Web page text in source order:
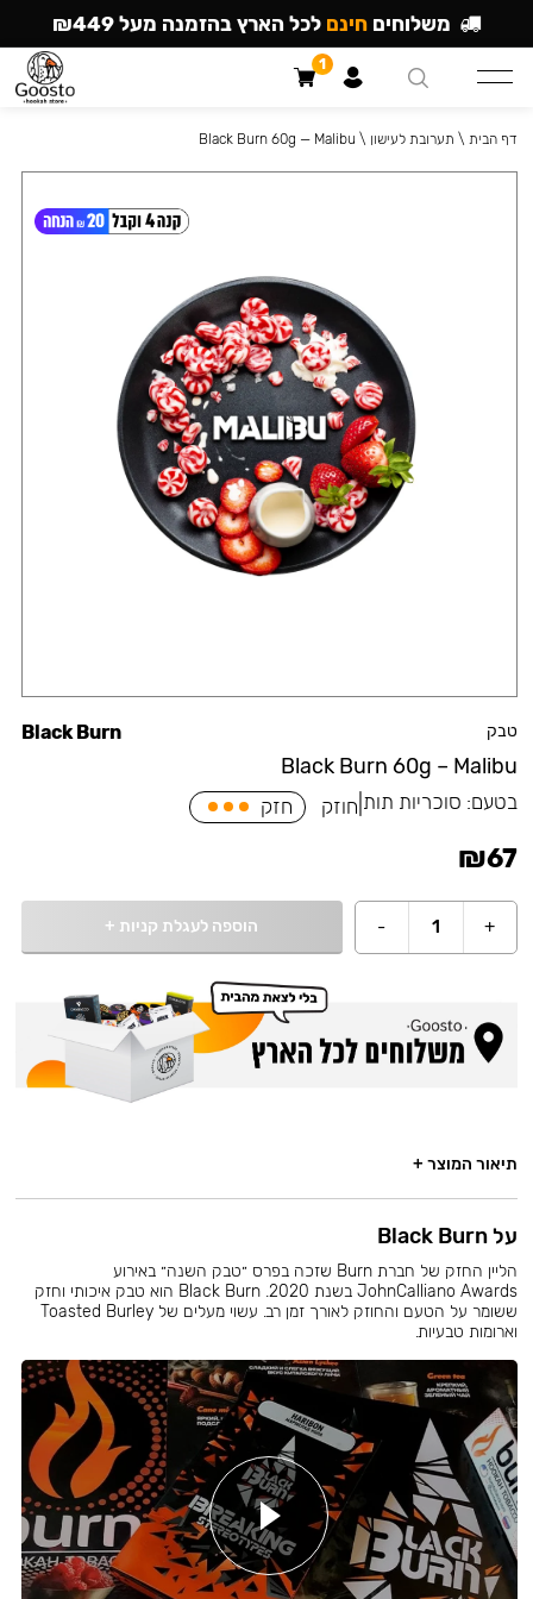
טבק
Black Burn 60g – Malibu
Black Burn
בטעם: סוכריות תות חוזק חזק
₪67
+
1
- הוספה לעגלת קניות +
דף הבית \ תערובת לעישון \
Black Burn 60g — Malibu
תיאור המוצר +
על Black Burn
הליין החזק של חברת Burn שזכה בפרס ״טבק השנה״ באירוע
JohnCalliano Awards בשנת 2020. Black Burn הוא טבק איכותי וחזק
ששומר על הטעם והחוזק לאורך זמן רב. עשוי מעלים של Toasted Burley
וארומות טבעיות.
משלוחים חינם לכל הארץ בהזמנה מעל ₪449
1